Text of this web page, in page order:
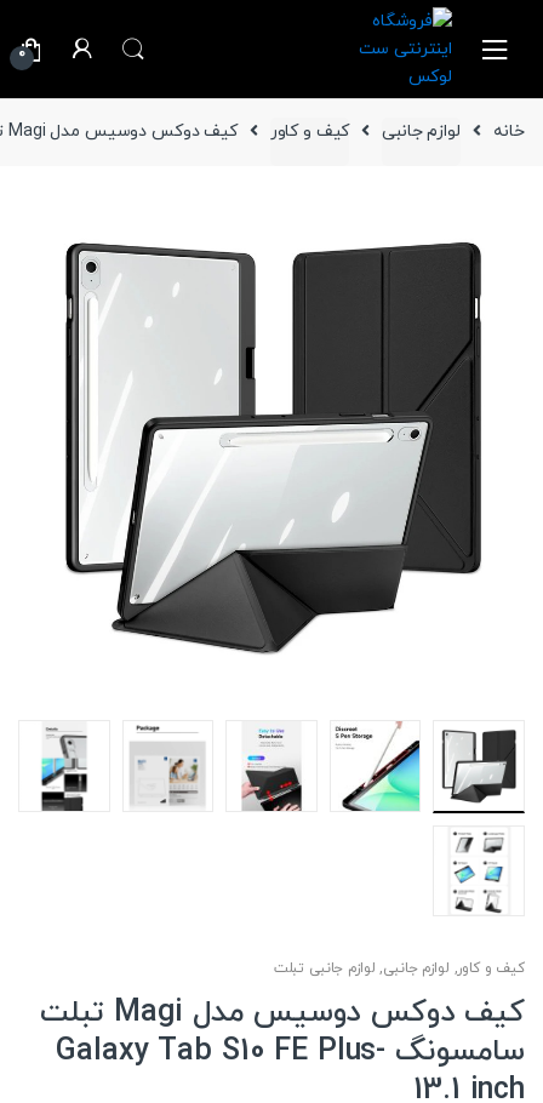
0
خانه لوازم جانبی کیف و کاور کیف دوکس دوسیس مدل Magi تبلت سامسونگ Galaxy Tab S10 FE Plus-13.1 inch
کیف و کاور, لوازم جانبی, لوازم جانبی تبلت
کیف دوکس دوسیس مدل Magi تبلت
سامسونگ Galaxy Tab S10 FE Plus-
13.1 inch